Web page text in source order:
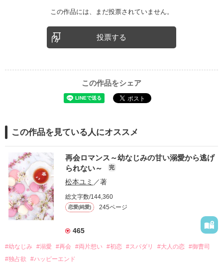
この作品には、まだ投票されていません。
投票する
この作品をシェア
この作品を見ている人にオススメ
再会ロマンス～幼なじみの甘い溺愛から逃げ
られない～
完
松本ユミ ／著
総文字数/144,360
恋愛(純愛) 245ページ
465
#幼なじみ #溺愛 #再会 #両片想い #初恋 #スパダリ #大人の恋 #御曹司
#独占欲
#ハッピーエンド